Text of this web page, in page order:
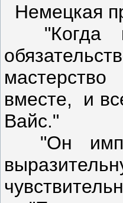
Немецкая
"Когда
вместе, и
Вайс."
"Он